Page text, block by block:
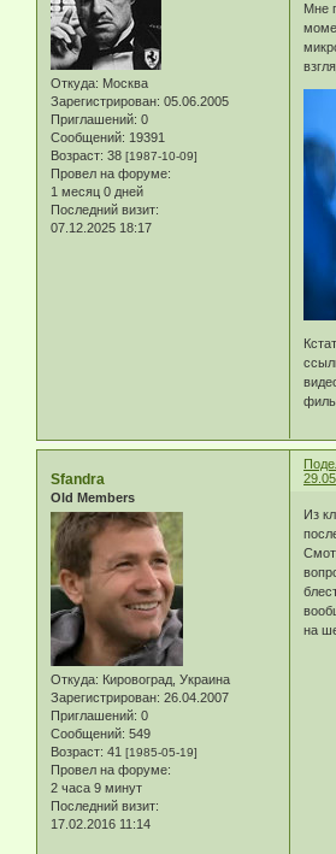
Откуда: Москва
Зарегистрирован: 05.06.2005
Приглашений: 0
Сообщений: 19391
Возраст: 38 [1987-10-09]
Провел на форуме:
1 месяц 0 дней
Последний визит:
07.12.2025 18:17
Мне
Sfandra
Old Members
Откуда: Кировоград, Украина
Зарегистрирован: 26.04.2007
Приглашений: 0
Сообщений: 549
Возраст: 41 [1985-05-19]
Провел на форуме:
2 часа 9 минут
Последний визит:
17.02.2016 11:14
Из
на